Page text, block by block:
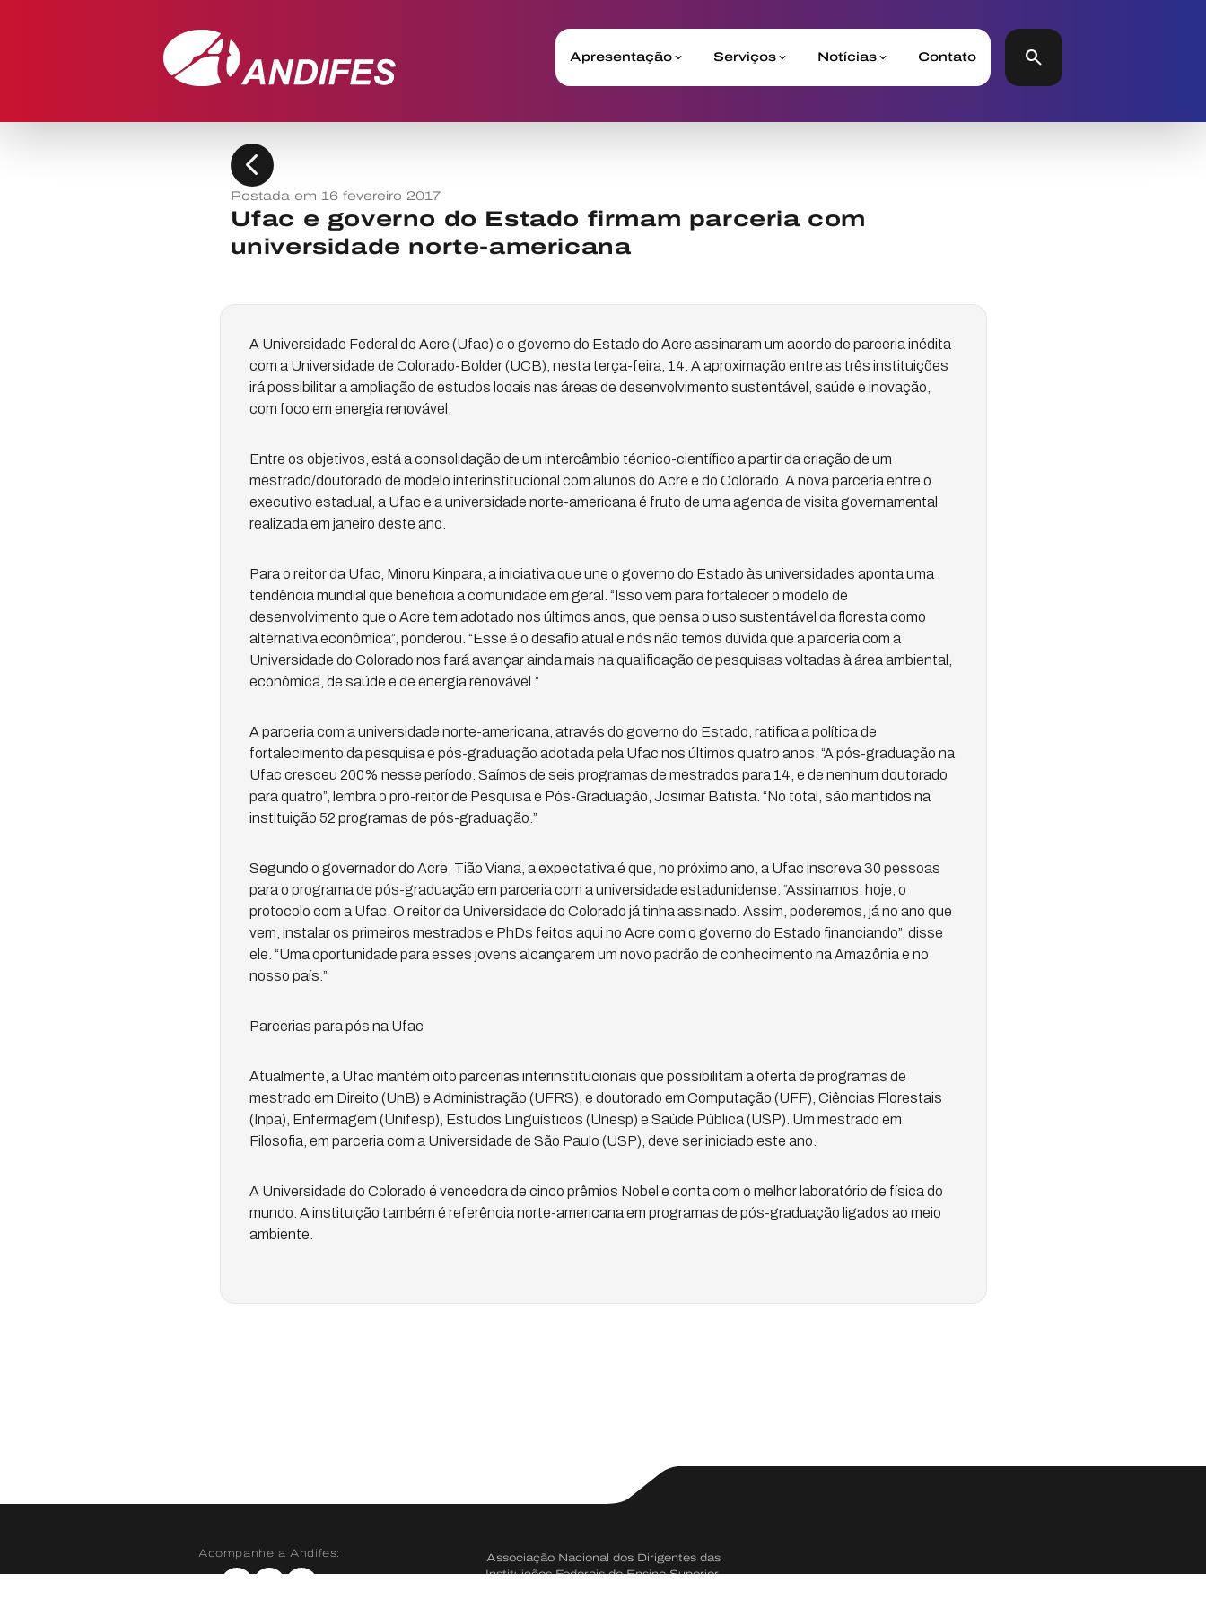
Apresentação Serviços Notícias Contato search
chevron_left
Postada em 16 fevereiro 2017
Ufac e governo do Estado firmam parceria com
universidade norte-americana
A Universidade Federal do Acre (Ufac) e o governo do Estado do Acre assinaram um acordo de parceria inédita
com a Universidade de Colorado-Bolder (UCB), nesta terça-feira, 14. A aproximação entre as três instituições
irá possibilitar a ampliação de estudos locais nas áreas de desenvolvimento sustentável, saúde e inovação,
com foco em energia renovável.
Entre os objetivos, está a consolidação de um intercâmbio técnico-científico a partir da criação de um
mestrado/doutorado de modelo interinstitucional com alunos do Acre e do Colorado. A nova parceria entre o
executivo estadual, a Ufac e a universidade norte-americana é fruto de uma agenda de visita governamental
realizada em janeiro deste ano.
Para o reitor da Ufac, Minoru Kinpara, a iniciativa que une o governo do Estado às universidades aponta uma
tendência mundial que beneficia a comunidade em geral. “Isso vem para fortalecer o modelo de
desenvolvimento que o Acre tem adotado nos últimos anos, que pensa o uso sustentável da floresta como
alternativa econômica”, ponderou. “Esse é o desafio atual e nós não temos dúvida que a parceria com a
Universidade do Colorado nos fará avançar ainda mais na qualificação de pesquisas voltadas à área ambiental,
econômica, de saúde e de energia renovável.”
A parceria com a universidade norte-americana, através do governo do Estado, ratifica a política de
fortalecimento da pesquisa e pós-graduação adotada pela Ufac nos últimos quatro anos. “A pós-graduação na
Ufac cresceu 200% nesse período. Saímos de seis programas de mestrados para 14, e de nenhum doutorado
para quatro”, lembra o pró-reitor de Pesquisa e Pós-Graduação, Josimar Batista. “No total, são mantidos na
instituição 52 programas de pós-graduação.”
Segundo o governador do Acre, Tião Viana, a expectativa é que, no próximo ano, a Ufac inscreva 30 pessoas
para o programa de pós-graduação em parceria com a universidade estadunidense. “Assinamos, hoje, o
protocolo com a Ufac. O reitor da Universidade do Colorado já tinha assinado. Assim, poderemos, já no ano que
vem, instalar os primeiros mestrados e PhDs feitos aqui no Acre com o governo do Estado financiando”, disse
ele. “Uma oportunidade para esses jovens alcançarem um novo padrão de conhecimento na Amazônia e no
nosso país.”
Parcerias para pós na Ufac
Atualmente, a Ufac mantém oito parcerias interinstitucionais que possibilitam a oferta de programas de
mestrado em Direito (UnB) e Administração (UFRS), e doutorado em Computação (UFF), Ciências Florestais
(Inpa), Enfermagem (Unifesp), Estudos Linguísticos (Unesp) e Saúde Pública (USP). Um mestrado em
Filosofia, em parceria com a Universidade de São Paulo (USP), deve ser iniciado este ano.
A Universidade do Colorado é vencedora de cinco prêmios Nobel e conta com o melhor laboratório de física do
mundo. A instituição também é referência norte-americana em programas de pós-graduação ligados ao meio
ambiente.
Acompanhe a Andifes:
Associação Nacional dos Dirigentes das
Instituições Federais de Ensino Superior.